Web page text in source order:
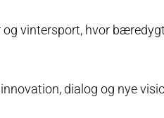
vintersport, hvor
dialog og nye